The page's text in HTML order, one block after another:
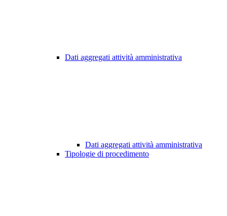
Dati aggregati attività amministrativa
Dati aggregati attività amministrativa
Tipologie di procedimento